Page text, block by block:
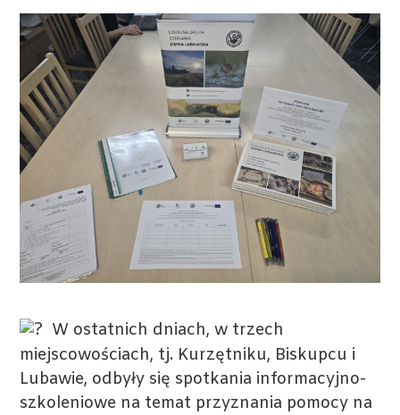
W ostatnich dniach, w trzech
miejscowościach, tj. Kurzętniku, Biskupcu i
Lubawie, odbyły się spotkania informacyjno-
szkoleniowe na temat przyznania pomocy na